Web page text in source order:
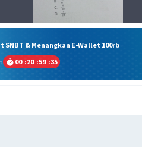
SNBT & Menangkan E-Wallet 100rb
00 :20 :59 :34